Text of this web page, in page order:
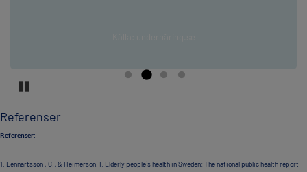
Referenser
Referenser:
1. Lennartsson , C., & Heimerson. I. Elderly people´s health in Sweden: The national public health report